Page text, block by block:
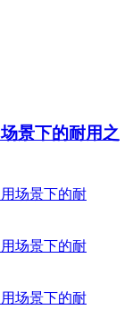
景下的耐用之